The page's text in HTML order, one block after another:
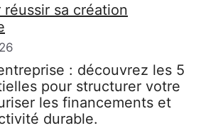
sa création
: découvrez les 5
pour structurer votre
les financements et
durable.